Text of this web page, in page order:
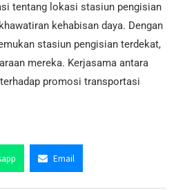
tentang lokasi stasiun pengisian
kehabisan daya. Dengan
stasiun pengisian terdekat,
mereka. Kerjasama antara
promosi transportasi
Email